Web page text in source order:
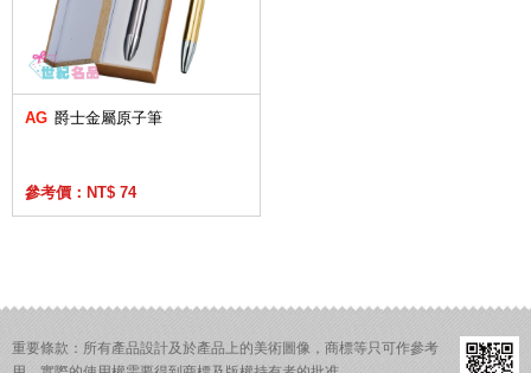
AG 爵士金屬原子筆
參考價：NT$ 74
重要條款：所有產品設計及於產品上的美術圖像，商標等只可作參考